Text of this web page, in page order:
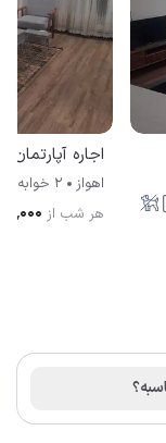
اجاره آپارتمان
اهواز
2 خوابه
هر شب از